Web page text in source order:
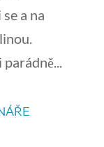
a na
parádně...